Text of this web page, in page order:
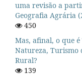
uma revisão a
Geografia Agrária
450
Mas, afinal, o que
Natureza, Turismo
Rural?
139